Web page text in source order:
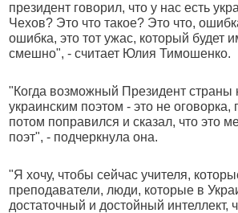
президент говорил, что у нас есть
Чехов? Это что такое? Это что,
ошибка, это тот ужас, который будет
смешно", - считает Юлия Тимошенко.
"Когда возможный Президент страны
украинским поэтом - это не оговорка,
потом поправился и сказал, что это
поэт", - подчеркнула она.
"Я хочу, чтобы сейчас учителя,
преподаватели, люди, которые в
достаточный и достойный интеллект,